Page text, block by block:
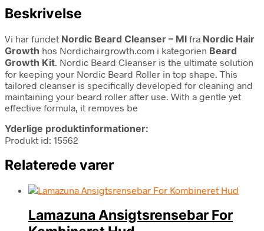
Beskrivelse
Vi har fundet Nordic Beard Cleanser – Ml fra Nordic Hair
Growth hos Nordichairgrowth.com i kategorien Beard
Growth Kit. Nordic Beard Cleanser is the ultimate solution
for keeping your Nordic Beard Roller in top shape. This
tailored cleanser is specifically developed for cleaning and
maintaining your beard roller after use. With a gentle yet
effective formula, it removes be
Yderlige produktinformationer:
Produkt id: 15562
Relaterede varer
Lamazuna Ansigtsrensebar For